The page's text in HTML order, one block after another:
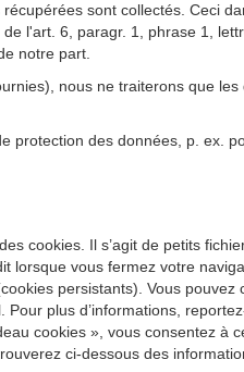
sont collectés. Ceci
l'art. 6, paragr. 1, phrase 1,
notre part.
nous ne traiterons que
des données, p. ex.
cookies. Il s’agit de petits
vous fermez votre
persistants). Vous
plus d’informations,
cookies », vous consentez à
ci-dessous des